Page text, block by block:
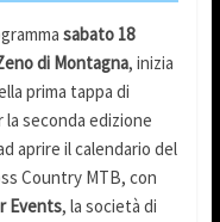
sabato 18
di Montagna, inizia
prima tappa di
la seconda edizione
aprire il calendario del
Country MTB, con
Events, la società di